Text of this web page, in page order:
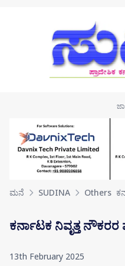
ಮನೆ SUDINA Others
ಕರ್ನಾಟಕ ನಿವೃತ್ತ ನೌಕರರ
13th February 2025